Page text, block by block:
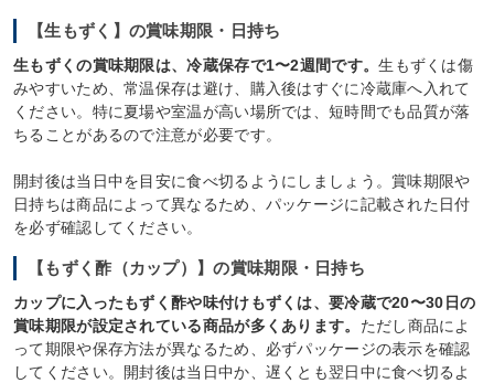
【生もずく】の賞味期限・日持ち
生もずくの賞味期限は、冷蔵保存で1〜2週間です。生もずくは傷
みやすいため、常温保存は避け、購入後はすぐに冷蔵庫へ入れて
ください。特に夏場や室温が高い場所では、短時間でも品質が落
ちることがあるので注意が必要です。
開封後は当日中を目安に食べ切るようにしましょう。賞味期限や
日持ちは商品によって異なるため、パッケージに記載された日付
を必ず確認してください。
【もずく酢（カップ）】の賞味期限・日持ち
カップに入ったもずく酢や味付けもずくは、要冷蔵で20〜30日の
賞味期限が設定されている商品が多くあります。 ただし商品によ
って期限や保存方法が異なるため、必ずパッケージの表示を確認
してください。開封後は当日中か、遅くとも翌日中に食べ切るよ